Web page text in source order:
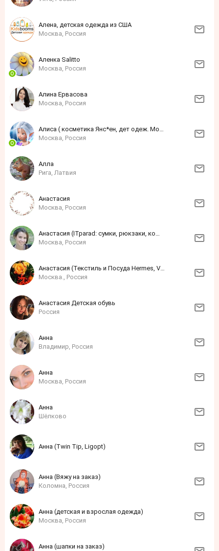
Алена, детская одежда из США
Москва, Россия
Аленка Sаlittо
Москва, Россия
Алина Ервасова
Москва, Россия
Алиса ( косметика Янс*ен, дет одеж. Моне)
Москва, Россия
Алла
Рига, Латвия
Анастасия
Москва, Россия
Анастасия (ITparad: сумки, рюкзаки, кошельки, зонты)
Москва, Россия
Анастасия (Текстиль и Посуда Hermes, Versace и других мировых брендов)
Москва., Россия
Анастасия Детская обувь
Россия
Анна
Владимир, Россия
Анна
Москва, Россия
Анна
Шёлково
Анна (Twin Tip, Ligopt)
Анна (Вяжу на заказ)
Коломна, Россия
Анна (детская и взрослая одежда)
Москва, Россия
Анна (шапки на заказ)